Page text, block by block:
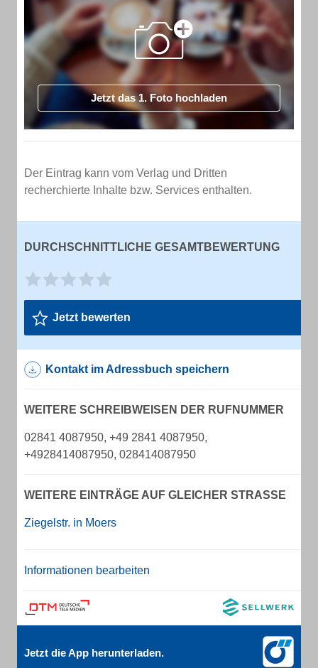
Jetzt das 1. Foto hochladen
Der Eintrag kann vom Verlag und Dritten
recherchierte Inhalte bzw. Services enthalten.
DURCHSCHNITTLICHE GESAMTBEWERTUNG
Jetzt bewerten
Kontakt im Adressbuch speichern
WEITERE SCHREIBWEISEN DER RUFNUMMER
02841 4087950, +49 2841 4087950,
+4928414087950, 028414087950
WEITERE EINTRÄGE AUF GLEICHER STRASSE
Ziegelstr. in Moers
Informationen bearbeiten
Jetzt die App herunterladen.